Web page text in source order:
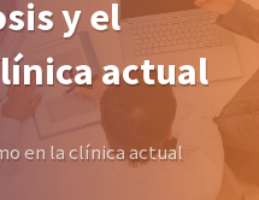
y el
actual
en la clínica actual